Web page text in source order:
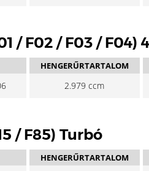
/ F02 / F03 / F04)
HENGERŰRTARTALOM
2.979 ccm
/ F85) Turbó
HENGERŰRTARTALOM